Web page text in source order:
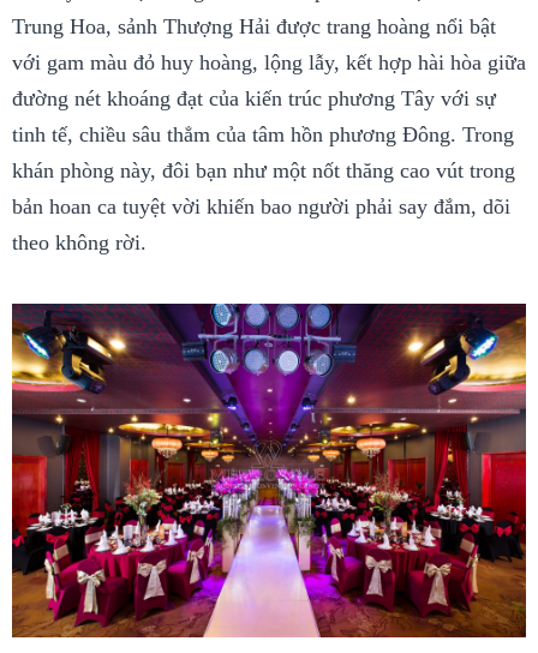
Trung Hoa, sảnh Thượng Hải được trang hoàng nổi bật
với gam màu đỏ huy hoàng, lộng lẫy, kết hợp hài hòa giữa
đường nét khoáng đạt của kiến trúc phương Tây với sự
tinh tế, chiều sâu thẳm của tâm hồn phương Đông. Trong
khán phòng này, đôi bạn như một nốt thăng cao vút trong
bản hoan ca tuyệt vời khiến bao người phải say đắm, dõi
theo không rời.